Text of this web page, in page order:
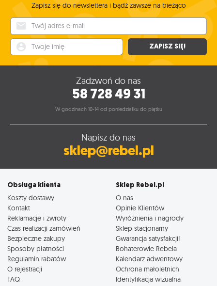
Zapisz się do newslettera i bądź zawsze na bieżąco
ZAPISZ SIĘ!
Zadzwoń do nas
58 728 49 31
W godzinach 10-14 od poniedziałku do piątku
Napisz do nas
sklep@rebel.pl
Obsługa klienta
Koszty dostawy
Kontakt
Reklamacje i zwroty
Czas realizacji zamówień
Bezpieczne zakupy
Sposoby płatności
Regulamin rabatów
O rejestracji
FAQ
Sklep Rebel.pl
O nas
Opinie Klientów
Wyróżnienia i nagrody
Sklep stacjonarny
Gwarancja satysfakcji!
Bohaterowie Rebela
Kalendarz adwentowy
Ochrona małoletnich
Identyfikacja wizualna